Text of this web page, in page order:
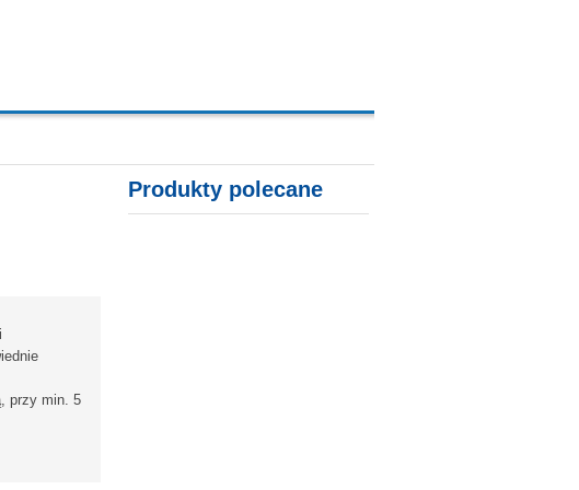
przy min. 5
Produkty polecane